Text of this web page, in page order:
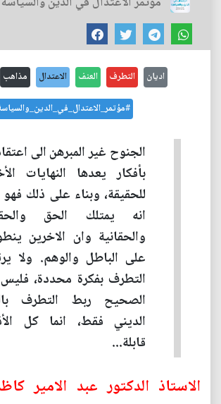
اديان التطرف العنف الاعتدال مذاهب
الجنوح غير المبرهن الى
بأفكار يعدها النهايات
للحقيقة، وبناء على ذلك
انه يمتلك الحق
والحقانية وان الاخرين
على الباطل والوهم. ولا
التطرف بفكرة محددة،
الصحيح ربط التطرف
الديني فقط، انما كل
قابلة...
الاستاذ الدكتور عبد الامير